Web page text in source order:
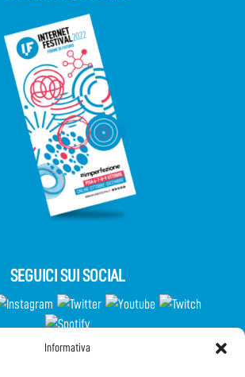
Informativa
SEGUICI SUI SOCIAL